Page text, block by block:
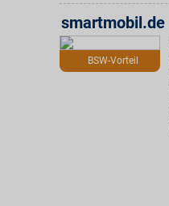
BSW-Vorteil
smartmobil.de